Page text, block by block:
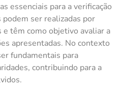
essenciais para a verificação
podem ser realizadas por
têm como objetivo avaliar a
apresentadas. No contexto
fundamentais para
contribuindo para a